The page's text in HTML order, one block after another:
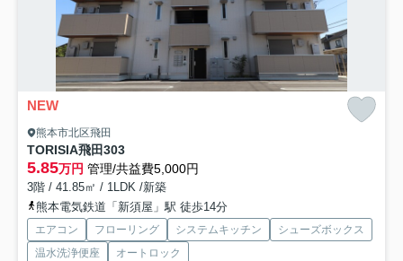
NEW
熊本市北区飛田
TORISIA飛田303
5.85万円 管理/共益費5,000円
3階 / 41.85㎡ / 1LDK /新築
熊本電気鉄道「新須屋」駅 徒歩14分
エアコン フローリング システムキッチン
シューズボックス
温水洗浄便座
オートロック